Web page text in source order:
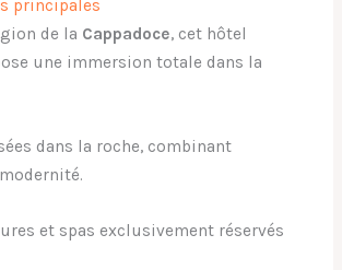
principales
de la Cappadoce, cet hôtel
une immersion totale dans la
dans la roche, combinant
et spas exclusivement réservés